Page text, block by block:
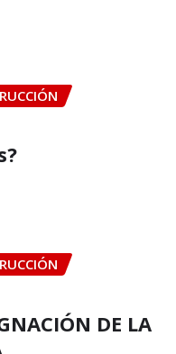
DE LA